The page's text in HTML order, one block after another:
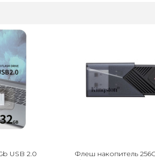
USB 2.0
Флеш накопитель